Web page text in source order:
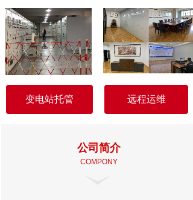
变电站托管 远程运维
公司简介
COMPONY